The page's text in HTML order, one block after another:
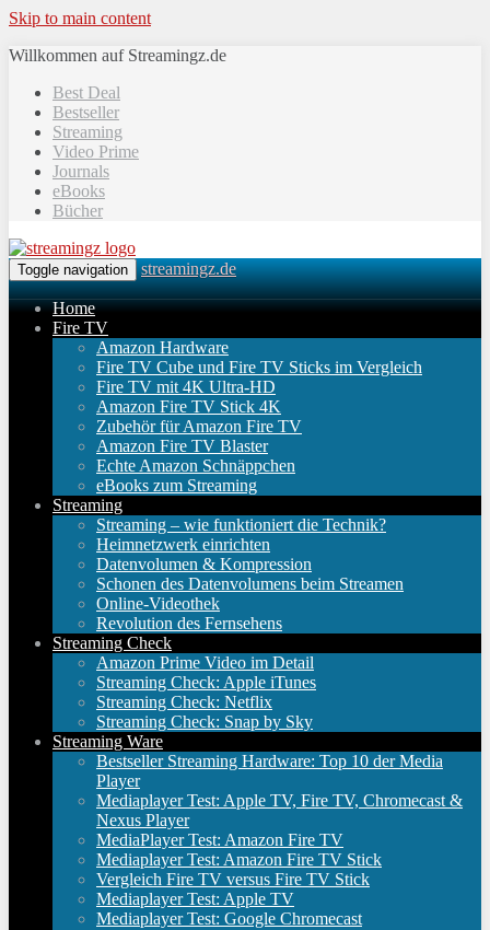
Skip to main content
Willkommen auf Streamingz.de
Best Deal
Bestseller
Streaming
Video Prime
Journals
eBooks
Bücher
Toggle navigation streamingz.de
Home
Fire TV
Amazon Hardware
Fire TV Cube und Fire TV Sticks im Vergleich
Fire TV mit 4K Ultra-HD
Amazon Fire TV Stick 4K
Zubehör für Amazon Fire TV
Amazon Fire TV Blaster
Echte Amazon Schnäppchen
eBooks zum Streaming
Streaming
Streaming – wie funktioniert die Technik?
Heimnetzwerk einrichten
Datenvolumen & Kompression
Schonen des Datenvolumens beim Streamen
Online-Videothek
Revolution des Fernsehens
Streaming Check
Amazon Prime Video im Detail
Streaming Check: Apple iTunes
Streaming Check: Netflix
Streaming Check: Snap by Sky
Streaming Ware
Bestseller Streaming Hardware: Top 10 der Media
Player
Mediaplayer Test: Apple TV, Fire TV, Chromecast &
Nexus Player
MediaPlayer Test: Amazon Fire TV
Mediaplayer Test: Amazon Fire TV Stick
Vergleich Fire TV versus Fire TV Stick
Mediaplayer Test: Apple TV
Mediaplayer Test: Google Chromecast